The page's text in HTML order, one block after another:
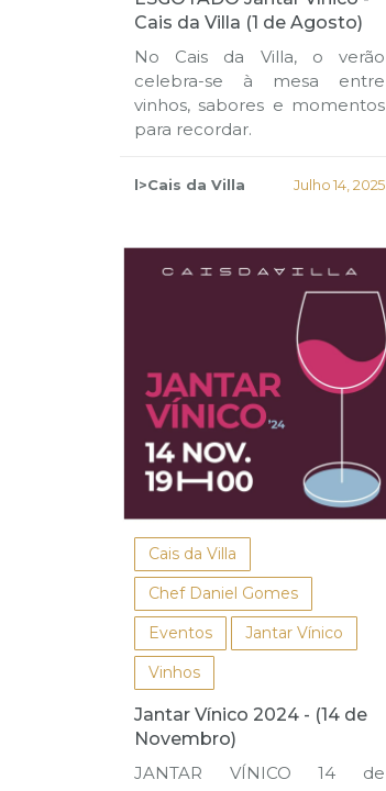
Cais da Villa (1 de Agosto)
No Cais da Villa, o verão
celebra-se à mesa entre
vinhos, sabores e momentos
para recordar.
l>Cais da Villa Julho 14, 2025
Cais da Villa
Chef Daniel Gomes
Eventos
Jantar Vínico
Vinhos
Jantar Vínico 2024 - (14 de
Novembro)
JANTAR VÍNICO 14 de